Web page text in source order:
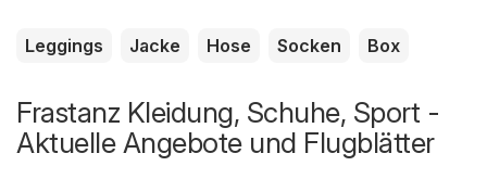
Leggings Jacke Hose Socken Box
Frastanz Kleidung, Schuhe, Sport -
Aktuelle Angebote und Flugblätter